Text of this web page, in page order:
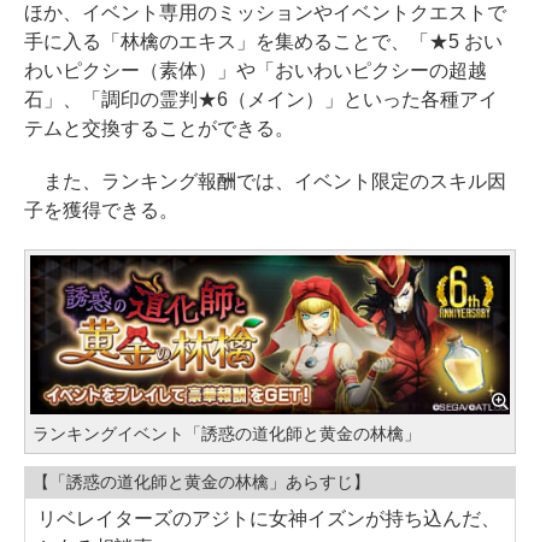
ほか、イベント専用のミッションやイベントクエストで
手に入る「林檎のエキス」を集めることで、「★5 おい
わいピクシー（素体）」や「おいわいピクシーの超越
石」、「調印の霊判★6（メイン）」といった各種アイ
テムと交換することができる。
また、ランキング報酬では、イベント限定のスキル因
子を獲得できる。
ランキングイベント「誘惑の道化師と黄金の林檎」
【「誘惑の道化師と黄金の林檎」あらすじ】
リベレイターズのアジトに女神イズンが持ち込んだ、